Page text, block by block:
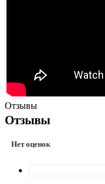
Отзывы
Отзывы
Нет оценок